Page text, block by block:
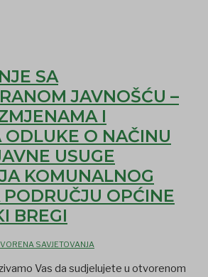
SA
JAVNOŠĆU –
I
O NAČINU
USUGE
KOMUNALNOG
OPĆINE
BREGI
SAVJETOVANJA
Vas da sudjelujete u otvorenom